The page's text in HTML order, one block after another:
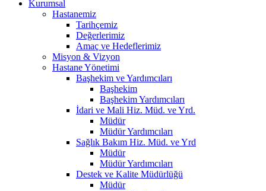
Kurumsal
Hastanemiz
Tarihçemiz
Değerlerimiz
Amaç ve Hedeflerimiz
Misyon & Vizyon
Hastane Yönetimi
Başhekim ve Yardımcıları
Başhekim
Başhekim Yardımcıları
İdari ve Mali Hiz. Müd. ve Yrd.
Müdür
Müdür Yardımcıları
Sağlık Bakım Hiz. Müd. ve Yrd
Müdür
Müdür Yardımcıları
Destek ve Kalite Müdürlüğü
Müdür